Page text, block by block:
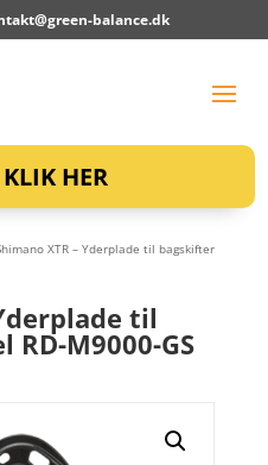
balance.dk
HER
XTR – Yderplade til bagskifter
til
M9000-GS